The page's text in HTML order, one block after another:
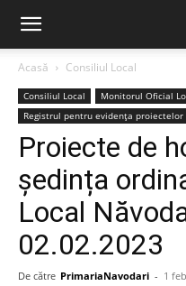
Acasă Consiliul Local
Consiliul Local
Monitorul Oficial
Registrul pentru evidența
Proiecte de
ședința
Local
02.02.2023
De către PrimariaNavodari - 1